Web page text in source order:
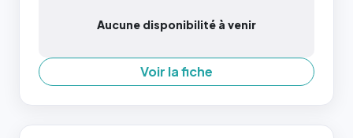
Aucune disponibilité à venir
Voir la fiche